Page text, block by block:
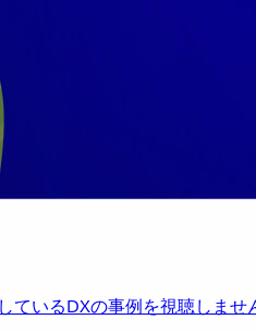
ているDXの事例を視聴しませ